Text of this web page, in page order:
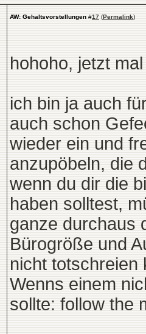
AW: Gehaltsvorstellungen #17 (Permalink)
hohoho, jetzt
ich bin ja auch
auch schon
wieder ein und
anzupöbeln, die
wenn du dir die
haben solltest,
ganze durchaus
Bürogröße und
nicht totschreien
Wenns einem
sollte: follow the